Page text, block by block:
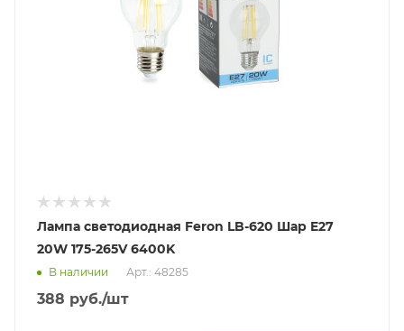
Лампа светодиодная Feron LB-620 Шар E27
20W 175-265V 6400K
В наличии Арт.: 48285
388 руб./шт